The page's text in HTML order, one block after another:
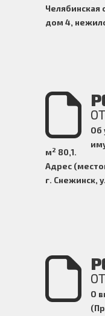
Челябинская
дом 4,
Об
м2 80,1.
Адрес
г. Снежинск,
О